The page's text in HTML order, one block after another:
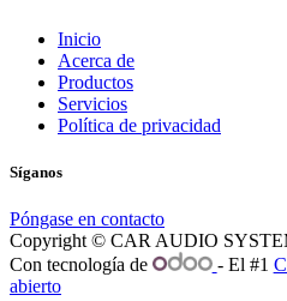
Inicio
Acerca de
Productos
Servicios
Política de privacidad
Síganos
Póngase en contacto
Copyright © CAR AUDIO
Con tecnología de
- El #1
abierto